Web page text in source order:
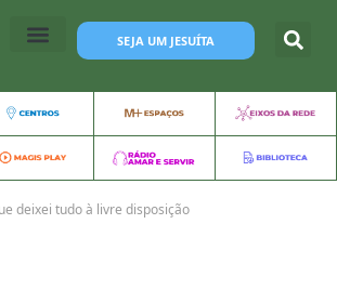
SEJA UM JESUÍTA
deixei tudo à livre disposição